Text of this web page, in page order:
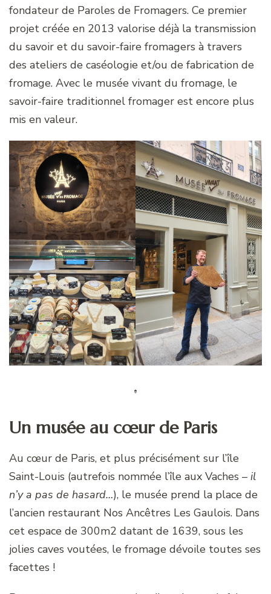
fondateur de Paroles de Fromagers. Ce premier
projet créée en 2013 valorise déjà la transmission
du savoir et du savoir-faire fromagers à travers
des ateliers de caséologie et/ou de fabrication de
fromage. Avec le musée vivant du fromage, le
savoir-faire traditionnel fromager est encore plus
mis en valeur.
Un musée au cœur de Paris
Au cœur de Paris, et plus précisément sur l’île
Saint-Louis (autrefois nommée l’île aux Vaches – il
n’y a pas de hasard…), le musée prend la place de
l’ancien restaurant Nos Ancêtres Les Gaulois. Dans
cet espace de 300m2 datant de 1639, sous les
jolies caves voutées, le fromage dévoile toutes ses
facettes !